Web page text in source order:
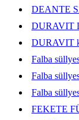
DEANTE
DURAVIT
DURAVIT
Falba
Falba
Falba
FEKETE